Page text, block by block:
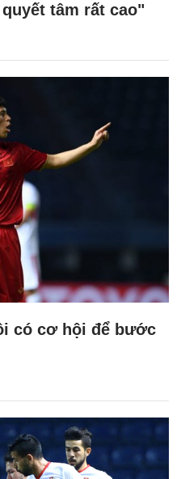
tâm rất cao"
có cơ hội để bước